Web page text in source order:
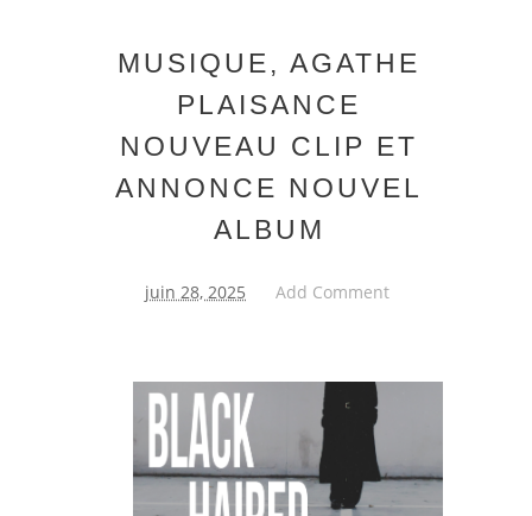
MUSIQUE, AGATHE
PLAISANCE
NOUVEAU CLIP ET
ANNONCE NOUVEL
ALBUM
juin 28, 2025 Add Comment